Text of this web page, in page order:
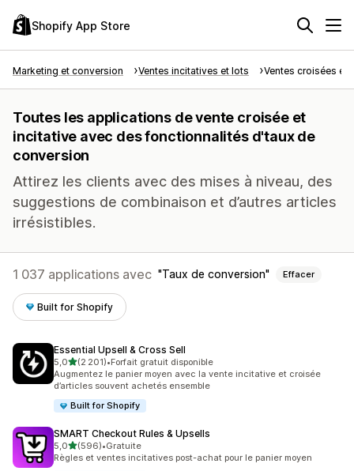
Shopify App Store
Marketing et conversion Ventes incitatives et lots Ventes croisées et
Toutes les applications de vente croisée et
incitative avec des fonctionnalités d'taux de
conversion
Attirez les clients avec des mises à niveau, des
suggestions de combinaison et d’autres articles
irrésistibles.
1 037 applications avec Taux de conversion Effacer
Built for Shopify
Essential Upsell & Cross Sell
5,0étoile(s) sur 5
(2 201)
2201 avis au total
•Forfait gratuit disponible
Augmentez le panier moyen avec la vente incitative et croisée
d’articles souvent achetés ensemble
Built for Shopify
SMART Checkout Rules & Upsells
5,0étoile(s) sur 5
(596)
596 avis au total
•Gratuite
Règles et ventes incitatives post-achat pour le panier moyen